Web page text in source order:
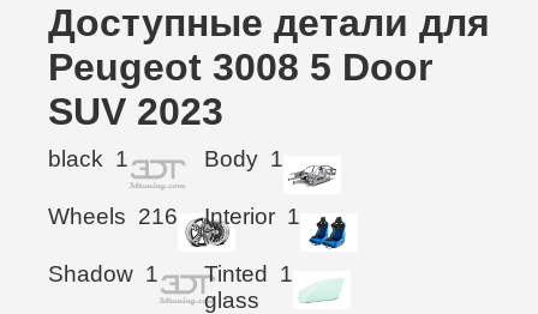
Доступные детали для
Peugeot 3008 5 Door
SUV 2023
black 1 Body 1
Wheels 216 Interior 1
Shadow 1
Tinted
glass
1